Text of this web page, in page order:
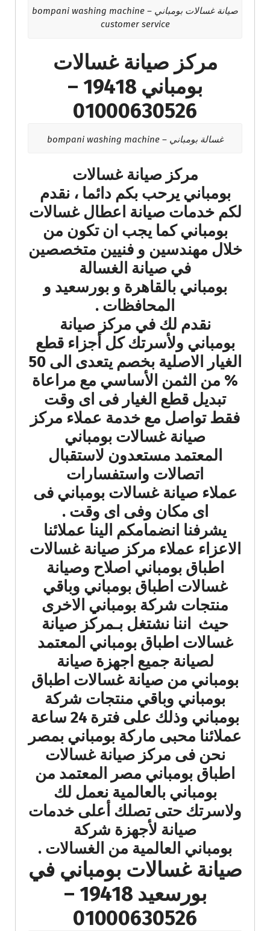
صيانة غسالات بومباني – bompani washing machine
customer service
مركز صيانة غسالات
بومباني 19418 –
01000630526
غسالة بومباني – bompani washing machine
مركز صيانة غسالات
بومباني يرحب بكم دائما ، نقدم
لكم خدمات صيانة اعطال غسالات
بومباني كما يجب ان تكون من
خلال مهندسين و فنيين متخصصين
في صيانة الغسالة
بومباني بالقاهرة و بورسعيد و
المحافظات .
نقدم لك في مركز صيانة
بومباني ولأسرتك كل أجزاء قطع
الغيار الاصلية بخصم يتعدى الى 50
% من الثمن الأساسي مع مراعاة
تبديل قطع الغيار فى اى وقت
فقط تواصل مع خدمة عملاء مركز
صيانة غسالات بومباني
المعتمد مستعدون لاستقبال
اتصالات واستفسارات
عملاء صيانة غسالات بومباني فى
اى مكان وفى اى وقت .
يشرفنا انضمامكم الينا عملائنا
الاعزاء عملاء مركز صيانة غسالات
اطباق بومباني اصلاح وصيانة
غسالات اطباق بومباني وباقي
منتجات شركة بومباني الاخرى
حيث اننا نشتغل بـمركز صيانة
غسالات اطباق بومباني المعتمد
لصيانة جميع اجهزة صيانة
بومباني من صيانة غسالات اطباق
بومباني وباقي منتجات شركة
بومباني وذلك على فترة 24 ساعة
عملائنا محبى ماركة بومباني بمصر
نحن فى مركز صيانة غسالات
اطباق بومباني مصر المعتمد من
بومباني بالعالمية نعمل لك
ولاسرتك حتى تصلك أعلى خدمات
صيانة لأجهزة شركة
بومباني العالمية من الغسالات .
صيانة غسالات بومباني في
بورسعيد 19418 –
01000630526